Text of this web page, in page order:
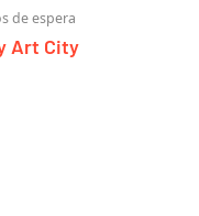
de espera
Art City